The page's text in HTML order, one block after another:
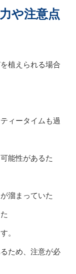
や注意点
植えられる場合
ィータイムも過
能性があるた
溜まっていた
。
ため、注意が必